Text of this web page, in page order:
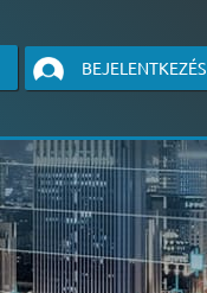
BEJELENTKEZÉS